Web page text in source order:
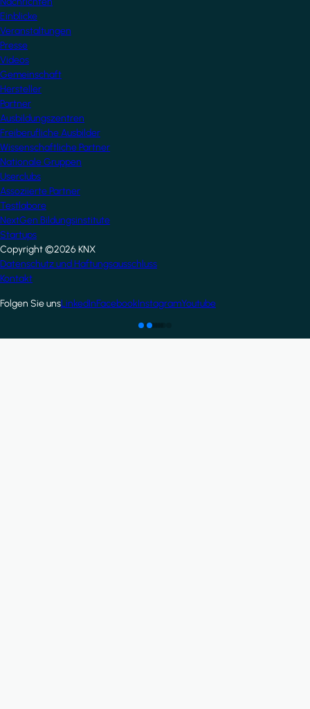
Einblicke
Veranstaltungen
Presse
Videos
Gemeinschaft
Hersteller
Partner
Ausbildungszentren
Freiberufliche Ausbilder
Wissenschaftliche Partner
Nationale Gruppen
Userclubs
Assoziierte Partner
Testlabore
NextGen Bildungsinstitute
Startups
Copyright ©2026 KNX
Footer
Datenschutz und Haftungsausschluss
Kontakt
Folgen Sie unsLinkedInFacebookInstagramYoutube